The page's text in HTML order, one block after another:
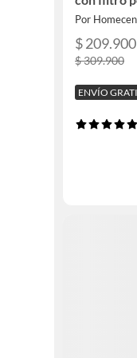
sistema
CM1331S-
Por
$ 209.900
$ 309.900
ENVÍO